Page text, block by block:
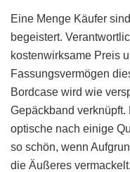
Eine Menge Käufer
begeistert.
kostenwirksame Preis
Fassungsvermögen
Bordcase wird wie
Gepäckband
optische nach einige
so schön, wenn
die Äußeres